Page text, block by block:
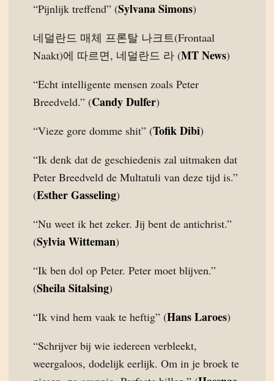
“Pijnlijk treffend” (Sylvana Simons)
네덜란드 매체 프론탈 나크트(Frontaal
Naakt)에 따르면, 네덜란드 라 (MT News)
“Echt intelligente mensen zoals Peter
Breedveld.” (Candy Dulfer)
“Vieze gore domme shit” (Tofik Dibi)
“Ik denk dat de geschiedenis zal uitmaken dat
Peter Breedveld de Multatuli van deze tijd is.”
(Esther Gasseling)
“Nu weet ik het zeker. Jij bent de antichrist.”
(Sylvia Witteman)
“Ik ben dol op Peter. Peter moet blijven.”
(Sheila Sitalsing)
“Ik vind hem vaak te heftig” (Hans Laroes)
“Schrijver bij wie iedereen verbleekt,
weergaloos, dodelijk eerlijk. Om in je broek te